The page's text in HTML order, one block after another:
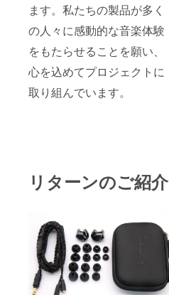
ます。私たちの製品が多く
の人々に感動的な音楽体験
をもたらせることを願い、
心を込めてプロジェクトに
取り組んでいます。
リターンのご紹介